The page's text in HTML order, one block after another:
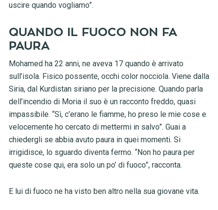
uscire quando vogliamo”.
QUANDO IL FUOCO NON FA
PAURA
Mohamed ha 22 anni, ne aveva 17 quando è arrivato
sull’isola. Fisico possente, occhi color nocciola. Viene dalla
Siria, dal Kurdistan siriano per la precisione. Quando parla
dell’incendio di Moria il suo è un racconto freddo, quasi
impassibile. “Sì, c’erano le fiamme, ho preso le mie cose e
velocemente ho cercato di mettermi in salvo”. Guai a
chiedergli se abbia avuto paura in quei momenti. Si
irrigidisce, lo sguardo diventa fermo. “Non ho paura per
queste cose qui, era solo un po’ di fuoco”, racconta.
E lui di fuoco ne ha visto ben altro nella sua giovane vita.